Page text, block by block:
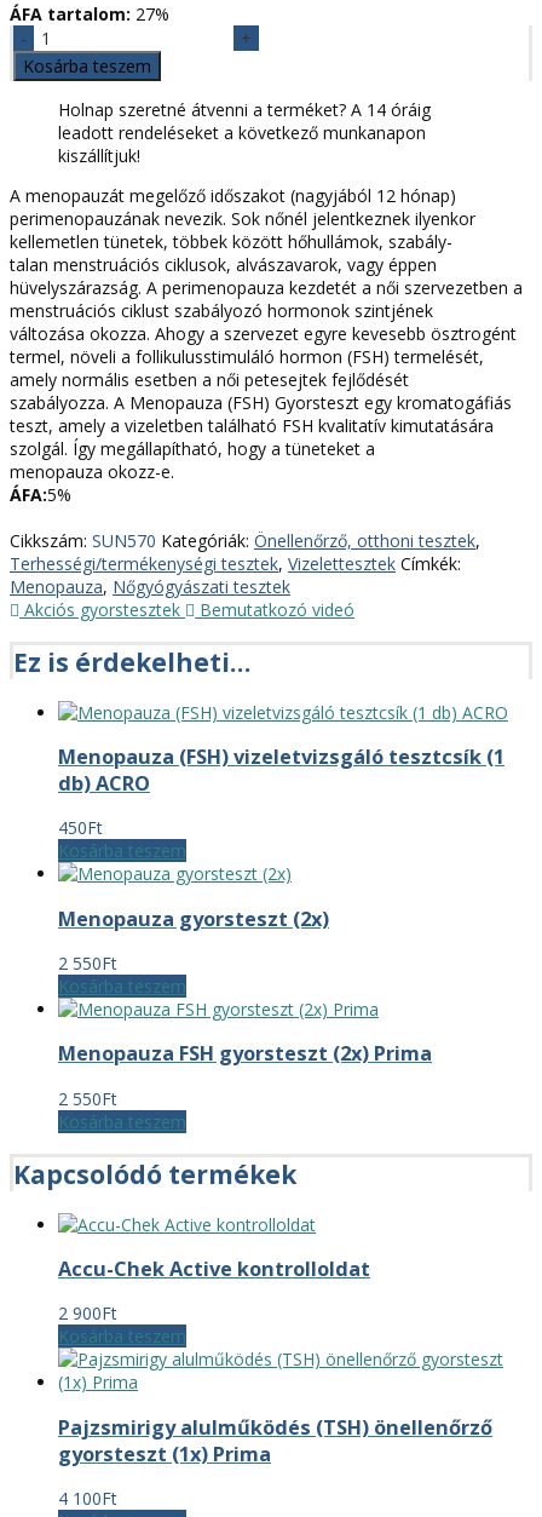
ÁFA tartalom: 27%
Menopauza
(FSH)
gyorsteszt
vizeletből
önellenőrzésre
(2x)
WhiteLAB
mennyiség
Kosárba teszem
Holnap szeretné átvenni a terméket? A 14 óráig
leadott rendeléseket a következő munkanapon
kiszállítjuk!
A menopauzát megelőző időszakot (nagyjából 12 hónap)
perimenopauzának nevezik. Sok nőnél jelentkeznek ilyenkor
kellemetlen tünetek, többek között hőhullámok, szabály-
talan menstruációs ciklusok, alvászavarok, vagy éppen
hüvelyszárazság. A perimenopauza kezdetét a női szervezetben a
menstruációs ciklust szabályozó hormonok szintjének
változása okozza. Ahogy a szervezet egyre kevesebb ösztrogént
termel, növeli a follikulusstimuláló hormon (FSH) termelését,
amely normális esetben a női petesejtek fejlődését
szabályozza. A Menopauza (FSH) Gyorsteszt egy kromatogáfiás
teszt, amely a vizeletben található FSH kvalitatív kimutatására
szolgál. Így megállapítható, hogy a tüneteket a
menopauza okozz-e.
ÁFA:5%
Cikkszám: SUN570 Kategóriák: Önellenőrző, otthoni tesztek,
Terhességi/termékenységi tesztek, Vizelettesztek Címkék:
Menopauza, Nőgyógyászati tesztek
Akciós gyorstesztek
Bemutatkozó videó
Ez is érdekelheti…
Menopauza (FSH) vizeletvizsgáló tesztcsík (1
db) ACRO
450Ft
Kosárba teszem
Menopauza gyorsteszt (2x)
2 550Ft
Kosárba teszem
Menopauza FSH gyorsteszt (2x) Prima
2 550Ft
Kosárba teszem
Kapcsolódó termékek
Accu-Chek Active kontrolloldat
2 900Ft
Kosárba teszem
Pajzsmirigy alulműködés (TSH) önellenőrző
gyorsteszt (1x) Prima
4 100Ft